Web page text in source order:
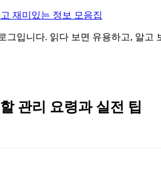
재미있는 정보 모음집
그입니다. 읽다 보면 유용하고, 알고
관리 요령과 실전 팁